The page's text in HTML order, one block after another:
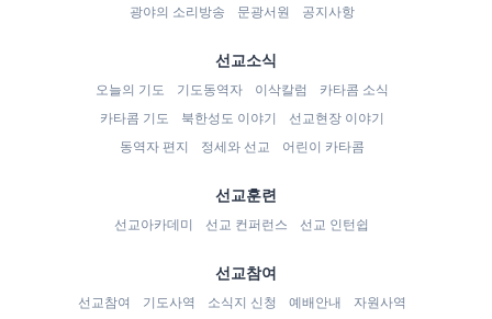
광야의 소리방송
문광서원 공지사항
선교소식
오늘의 기도 기도동역자 이삭칼럼
카타콤 소식
카타콤 기도
북한성도 이야기
선교현장 이야기
동역자 편지
정세와 선교 어린이 카타콤
선교훈련
선교아카데미 선교 컨퍼런스 선교 인턴쉽
선교참여
선교참여 기도사역 소식지 신청 예배안내
자원사역